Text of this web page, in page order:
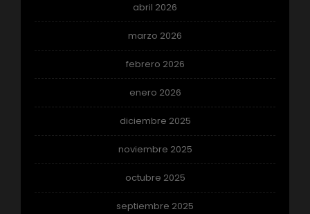
abril 2026
marzo 2026
febrero 2026
enero 2026
diciembre 2025
noviembre 2025
octubre 2025
septiembre 2025